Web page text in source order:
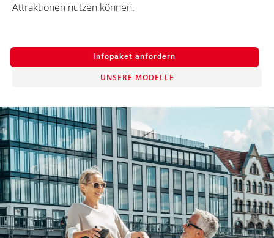
Attraktionen nutzen können.
Infopaket anfordern
UNSERE MODELLE